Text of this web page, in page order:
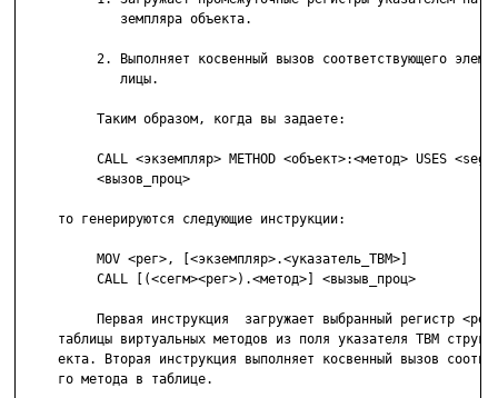
             земпляра объекта.
2. Выполняет косвенный вызов соответствующего
             лицы.
          Таким образом, когда вы задаете:
CALL <экземпляр> METHOD <объект>:<метод> USES
          <вызов_проц>
     то генерируются следующие инструкции:
          MOV <рег>, [<экземпляр>.<указатель_ТВМ>]
          CALL [(<сегм><рег>).<метод>] <вызыв_проц>
Первая инструкция  загружает выбранный регистр
таблицы виртуальных методов из поля указателя ТВМ
екта. Вторая инструкция выполняет косвенный вызов
     го метода в таблице.